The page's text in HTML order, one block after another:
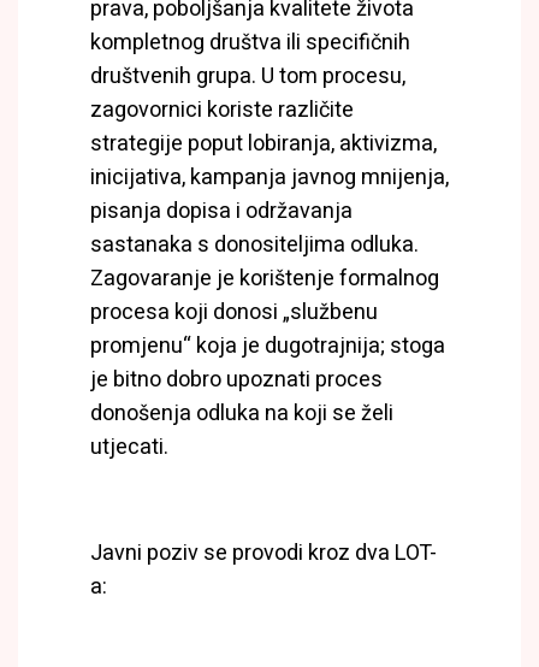
prava, poboljšanja kvalitete života
kompletnog društva ili specifičnih
društvenih grupa. U tom procesu,
zagovornici koriste različite
strategije poput lobiranja, aktivizma,
inicijativa, kampanja javnog mnijenja,
pisanja dopisa i održavanja
sastanaka s donositeljima odluka.
Zagovaranje je korištenje formalnog
procesa koji donosi „službenu
promjenu“ koja je dugotrajnija; stoga
je bitno dobro upoznati proces
donošenja odluka na koji se želi
utjecati.
Javni poziv se provodi kroz dva LOT-
a: